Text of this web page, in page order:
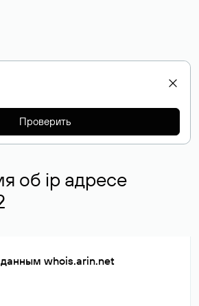
Проверить
об ip адресе
whois.arin.net